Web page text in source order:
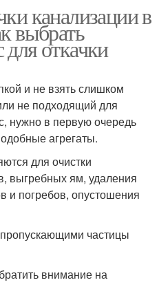
канализации в
выбрать
откачки
и не взять слишком
не подходящий для
нужно в первую очередь
агрегаты.
для очистки
выгребных ям, удаления
и погребов, опустошения
частицы
внимание на